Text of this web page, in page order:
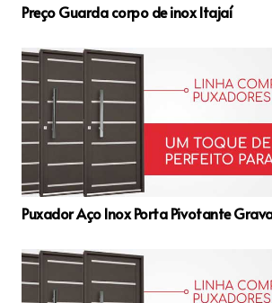
Preço Guarda corpo de inox Itajaí
Puxador Aço Inox Porta Pivotante